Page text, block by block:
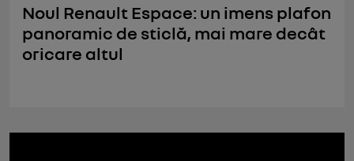
Noul Renault Espace: un imens plafon
panoramic de sticlă, mai mare decât
oricare altul